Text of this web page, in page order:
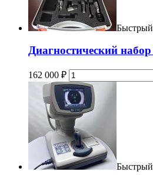
Диагностический
162 000 ₽